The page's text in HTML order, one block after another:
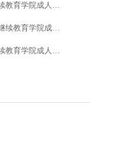
辽宁师范大学继续教育学院成人高考
辽宁中医药大学继续教育学院成人高考
锦州医科大学继续教育学院成人高考